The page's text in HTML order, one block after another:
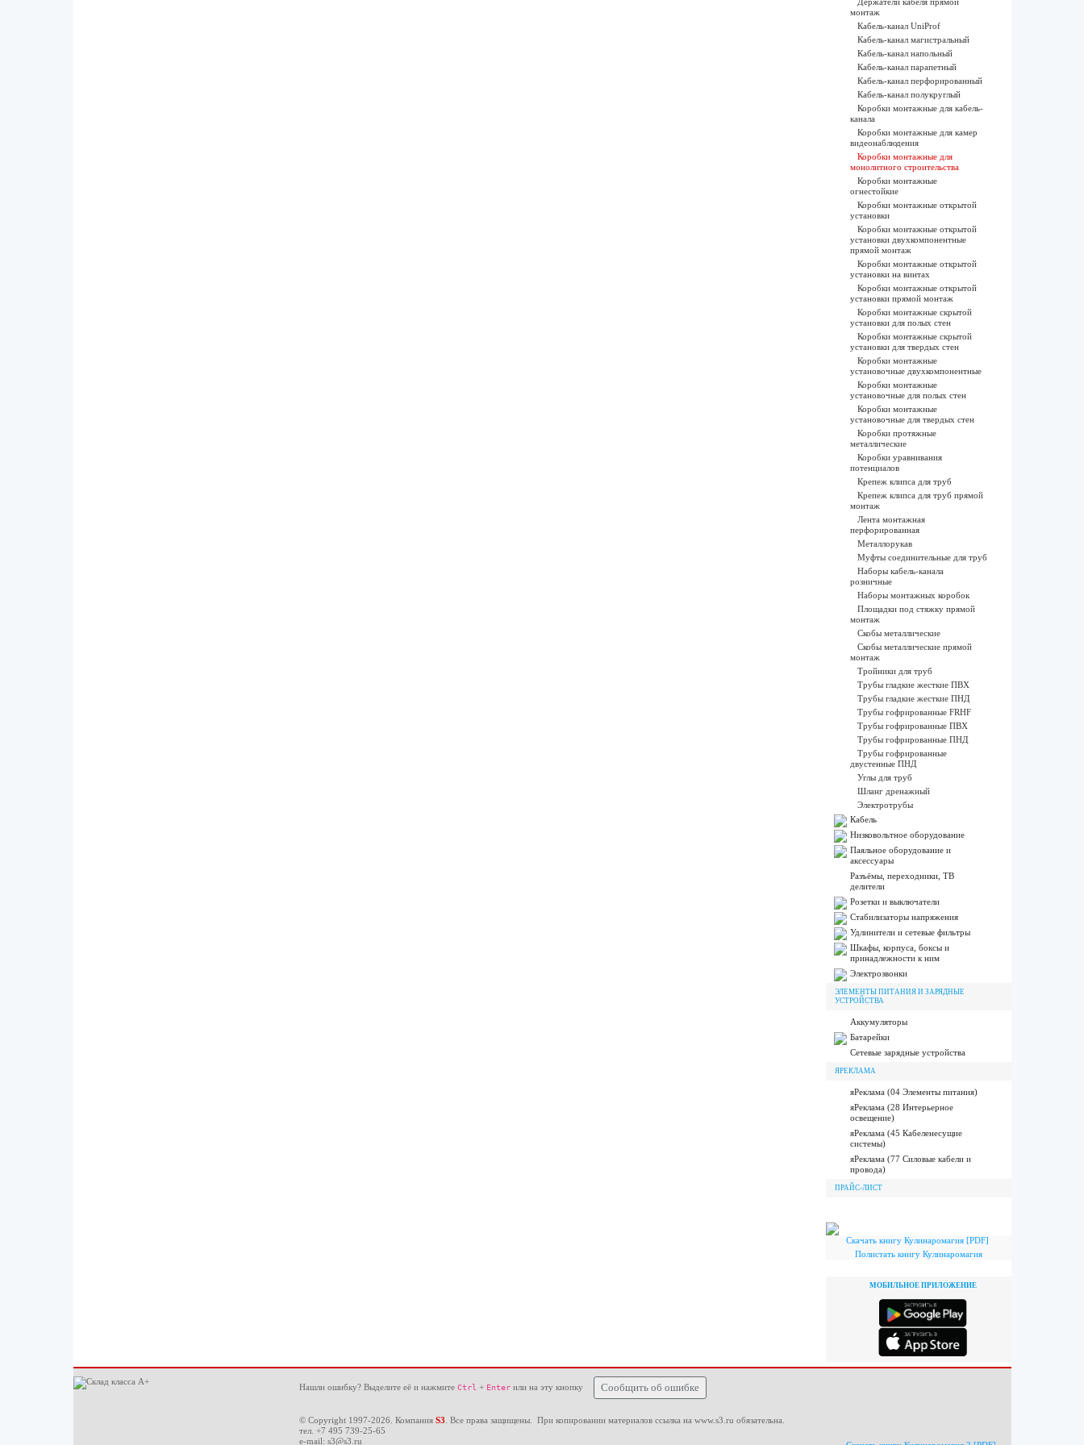
монтаж
Кабель-канал UniProf
Кабель-канал магистральный
Кабель-канал напольный
Кабель-канал парапетный
Кабель-канал перфорированный
Кабель-канал полукруглый
Коробки монтажные для кабель-
канала
Коробки монтажные для камер
видеонаблюдения
Коробки монтажные для
монолитного строительства
Коробки монтажные
огнестойкие
Коробки монтажные открытой
установки
Коробки монтажные открытой
установки двухкомпонентные
прямой монтаж
Коробки монтажные открытой
установки на винтах
Коробки монтажные открытой
установки прямой монтаж
Коробки монтажные скрытой
установки для полых стен
Коробки монтажные скрытой
установки для твердых стен
Коробки монтажные
установочные двухкомпонентные
Коробки монтажные
установочные для полых стен
Коробки монтажные
установочные для твердых стен
Коробки протяжные
металлические
Коробки уравнивания
потенциалов
Крепеж клипса для труб
Крепеж клипса для труб прямой
монтаж
Лента монтажная
перфорированная
Металлорукав
Муфты соединительные для труб
Наборы кабель-канала
розничные
Наборы монтажных коробок
Площадки под стяжку прямой
монтаж
Скобы металлические
Скобы металлические прямой
монтаж
Тройники для труб
Трубы гладкие жесткие ПВХ
Трубы гладкие жесткие ПНД
Трубы гофрированные FRHF
Трубы гофрированные ПВХ
Трубы гофрированные ПНД
Трубы гофрированные
двустенные ПНД
Углы для труб
Шланг дренажный
Электротрубы
Кабель
Низковольтное оборудование
Паяльное оборудование и
аксессуары
Разъёмы, переходники, ТВ
делители
Розетки и выключатели
Стабилизаторы напряжения
Удлинители и сетевые фильтры
Шкафы, корпуса, боксы и
принадлежности к ним
Электрозвонки
ЭЛЕМЕНТЫ ПИТАНИЯ И ЗАРЯДНЫЕ
УСТРОЙСТВА
Аккумуляторы
Батарейки
Сетевые зарядные устройства
ЯРЕКЛАМА
яРеклама (04 Элементы питания)
яРеклама (28 Интерьерное
освещение)
яРеклама (45 Кабеленесущие
системы)
яРеклама (77 Силовые кабели и
провода)
ПРАЙС-ЛИСТ
Скачать книгу Кулинаромагия [PDF]
Полистать книгу Кулинаромагия
МОБИЛЬНОЕ ПРИЛОЖЕНИЕ
Нашли ошибку? Выделите её и нажмите Ctrl + Enterили на эту кнопку Сообщить об ошибке
© Copyright 1997-2026. Компания S3 . Все права защищены. При копировании материалов ссылка на www.s3.ru обязательна.
тел. +7 495 739-25-65
e-mail: s3@s3.ru